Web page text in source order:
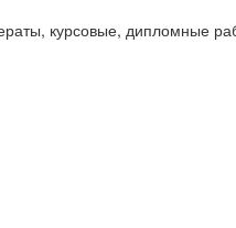
курсовые, дипломные